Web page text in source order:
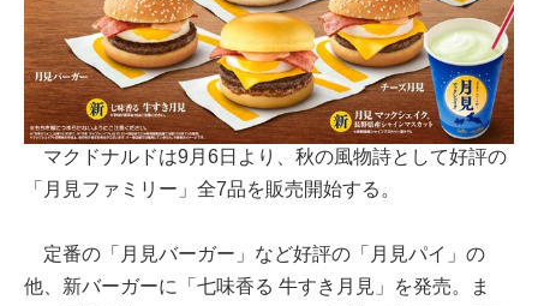
マクドナルドは9月6日より、秋の風物詩として好評の
「月見ファミリー」全7品を販売開始する。
定番の「月見バーガー」など好評の「月見パイ」の
他、新バーガーに「七味香る 牛すき月見」を発売。ま